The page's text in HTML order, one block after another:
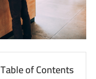
Table of Contents